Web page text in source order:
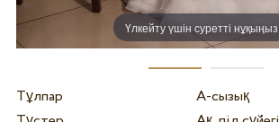
Үлкейту үшін суретті нұқыңыз
Тұлпар
А-сызық